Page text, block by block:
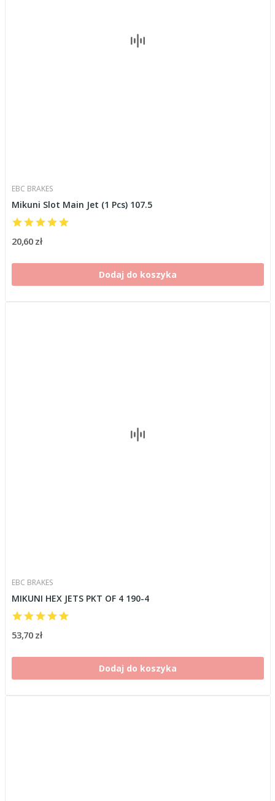
EBC BRAKES
Mikuni Slot Main Jet (1 Pcs) 107.5
20,60 zł
Dodaj do koszyka
EBC BRAKES
MIKUNI HEX JETS PKT OF 4 190-4
53,70 zł
Dodaj do koszyka